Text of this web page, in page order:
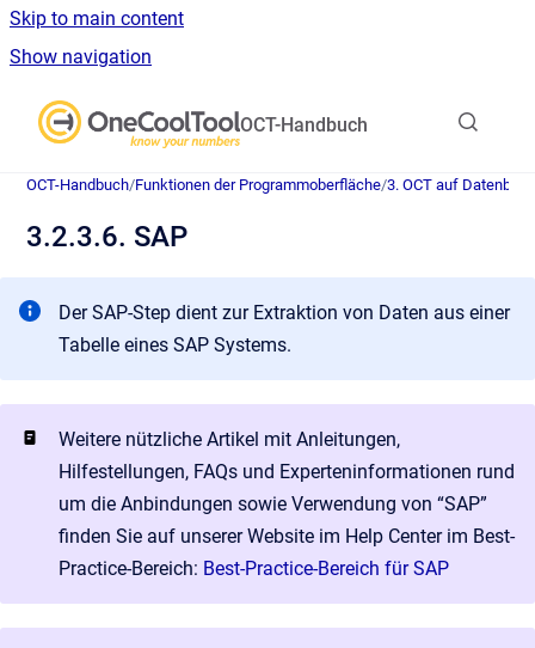
Skip to main content
Show navigation
OCT-Handbuch
OCT-Handbuch/Funktionen der Programmoberfläche/3. OCT auf
3.2.3.6. SAP
Der SAP-Step dient zur Extraktion von Daten aus einer
Tabelle eines SAP Systems.
Weitere nützliche Artikel mit Anleitungen,
Hilfestellungen, FAQs und Experteninformationen rund
um die Anbindungen sowie Verwendung von “SAP”
finden Sie auf unserer Website im Help Center im Best-
Practice-Bereich: Best-Practice-Bereich für SAP